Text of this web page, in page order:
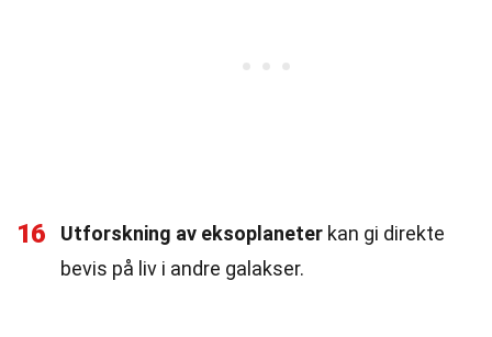
16 Utforskning av eksoplaneter kan gi direkte
bevis på liv i andre galakser.